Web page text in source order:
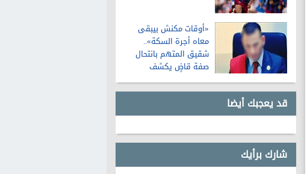
«أوقات مكنش بيبقى
معاه أجرة السكة»..
شقيق المتهم بانتحال
صفة قاضٍ يكشف
تفاصيل عن حياته قبل
الواقعة
قد يعجبك أيضا
شارك برأيك